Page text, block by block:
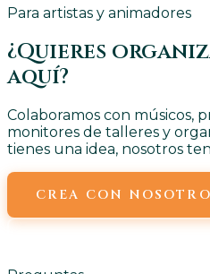
Para artistas y animadores
¿Quieres
aquí?
Colaboramos con músicos,
monitores de talleres y
tienes una idea, nosotros
CREA CON